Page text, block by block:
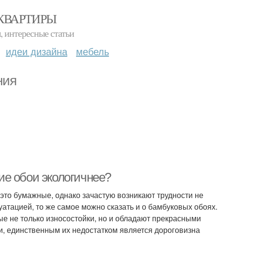
статьи
идеи дизайна мебель
обои экологичнее?
бумажные, однако зачастую возникают трудности не
то же самое можно сказать и о бамбуковых обоях.
не только износостойки, но и обладают прекрасными
их недостатком является дороговизна